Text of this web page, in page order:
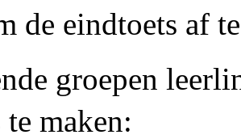
de eindtoets af
groepen
maken: